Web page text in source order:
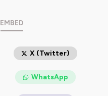
EMBED
X (Twitter)
WhatsApp